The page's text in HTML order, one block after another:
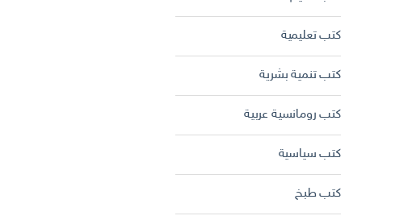
كتب تعليمية
كتب تنمية بشرية
كتب رومانسية عربية
كتب سياسية
كتب طبخ